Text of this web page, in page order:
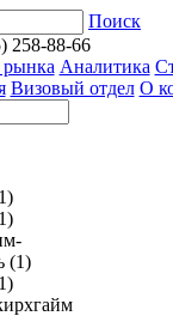
Поиск
258-88-66
Аналитика
Визовый отдел О
(1)